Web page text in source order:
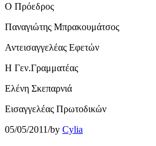
Ο Πρόεδρος
Παναγιώτης Μπρακουμάτσος
Αντεισαγγελέας Εφετών
Η Γεν.Γραμματέας
Ελένη Σκεπαρνιά
Εισαγγελέας Πρωτοδικών
05/05/2011/by Cylia